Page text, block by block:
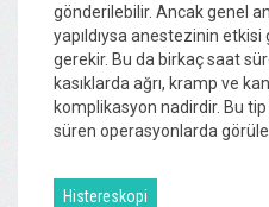
gönderilebilir. Ancak genel
yapıldıysa anestezinin
gerekir. Bu da birkaç saat
kasıklarda ağrı, kramp ve
komplikasyon nadirdir. Bu
süren operasyonlarda
Histereskopi